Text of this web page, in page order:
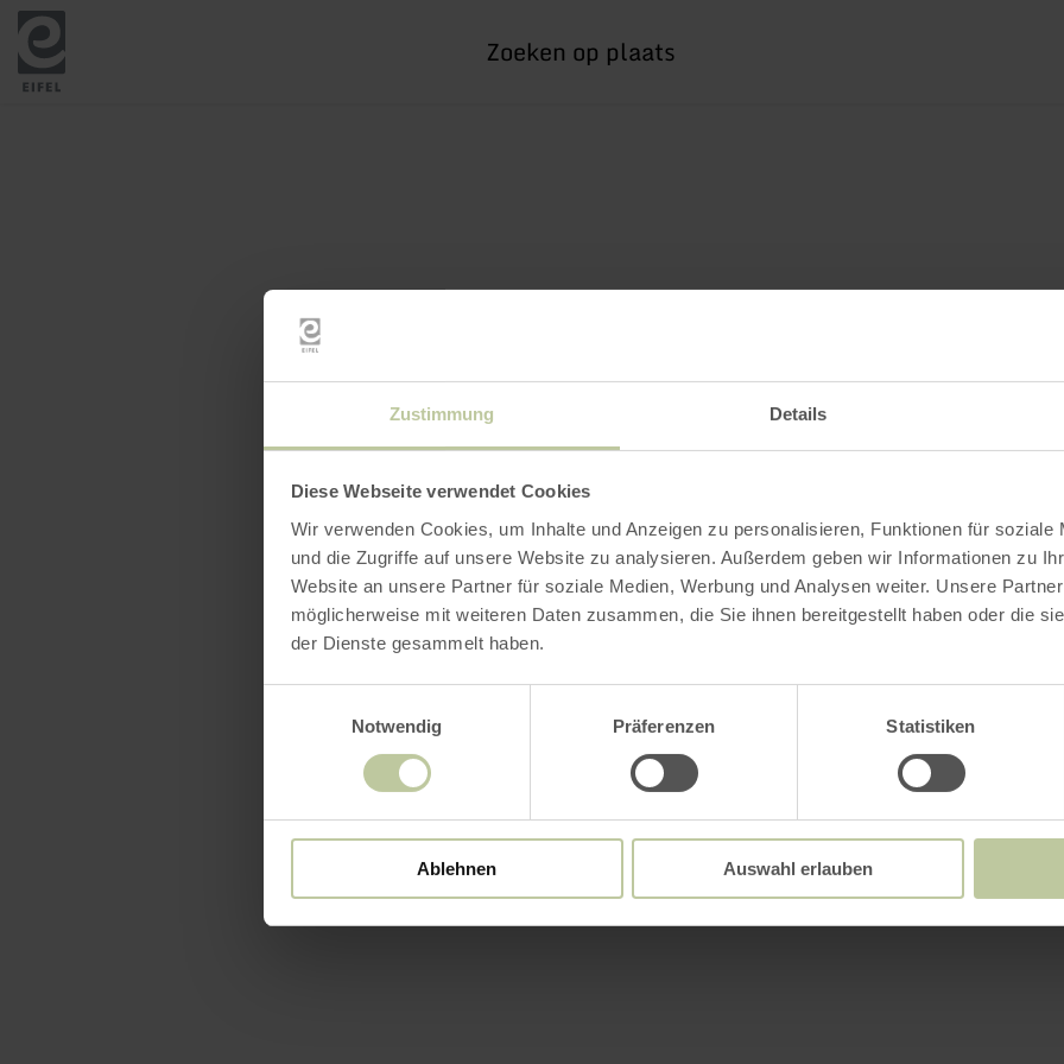
Zustimmung Details
Diese Webseite verwendet Cookies
Wir verwenden Cookies, um Inhalte und Anzeigen zu personalisieren, Funktionen für soziale
und die Zugriffe auf unsere Website zu analysieren. Außerdem geben wir Informationen zu
Website an unsere Partner für soziale Medien, Werbung und Analysen weiter. Unsere
möglicherweise mit weiteren Daten zusammen, die Sie ihnen bereitgestellt haben oder die
der Dienste gesammelt haben.
Notwendig
Präferenzen Statistiken
Ablehnen Auswahl erlauben
zoek